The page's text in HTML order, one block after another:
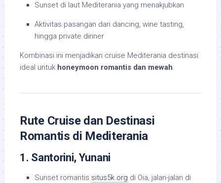
Sunset di laut Mediterania yang menakjubkan
Aktivitas pasangan dari dancing, wine tasting,
hingga private dinner
Kombinasi ini menjadikan cruise Mediterania destinasi
ideal untuk honeymoon romantis dan mewah.
Rute Cruise dan Destinasi
Romantis di Mediterania
1. Santorini, Yunani
Sunset romantis situs5k.org di Oia, jalan-jalan di